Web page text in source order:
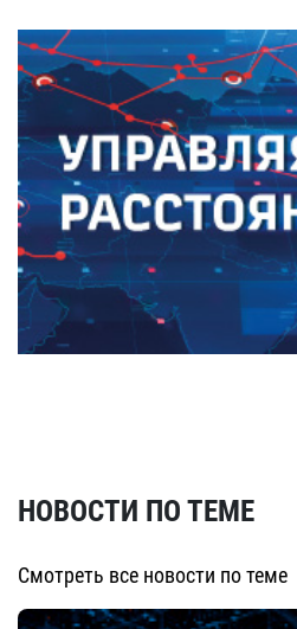
НОВОСТИ ПО ТЕМЕ
Смотреть все новости по теме